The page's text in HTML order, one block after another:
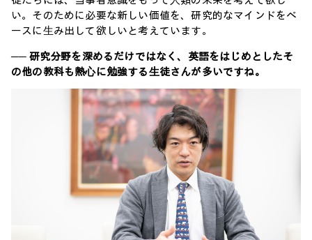
い。そのために必要な新しい価値を、研究的なマインドをベ
ースに⽣み出して欲しいと考えています。
── 研究分野を深めるだけではなく、英語をはじめとしたそ
の他の教科も熱⼼に勉強する⽣徒さんが多いですね。